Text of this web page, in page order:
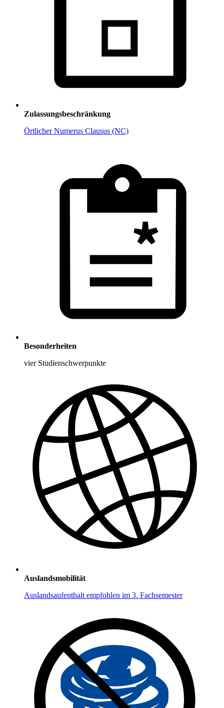
Zulassungsbeschränkung
Örtlicher Numerus Clausus (NC)
Besonderheiten
vier Studienschwerpunkte
Auslandsmobilität
Auslandsaufenthalt empfohlen im 3. Fachsemester